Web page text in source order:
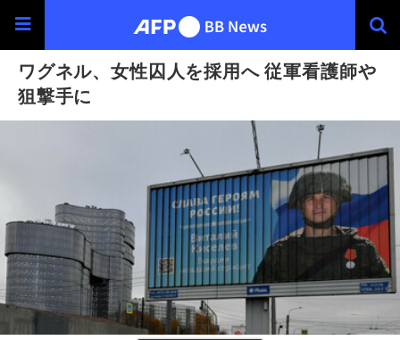
ワグネル、女性囚人を採用へ 従軍看護師や
狙撃手に